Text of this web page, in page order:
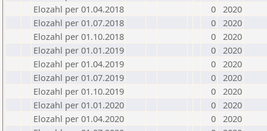
Elozahl per 01.04.2018
0 2020
Elozahl per 01.07.2018
0 2020
Elozahl per 01.10.2018
0 2020
Elozahl per 01.01.2019
0 2020
Elozahl per 01.04.2019
0 2020
Elozahl per 01.07.2019
0 2020
Elozahl per 01.10.2019
0 2020
Elozahl per 01.01.2020
0 2020
Elozahl per 01.04.2020
0 2020